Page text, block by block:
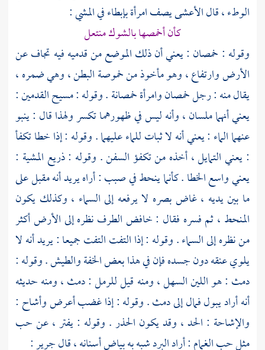
الوطء ، قالالأعشىيصف امرأة بإبطاء في المشي :
كأن أخمصها بالشوك منتعل
وقوله : خمصان : يعني أن ذلك الموضع من قدميه فيه تجاف عن
الأرض وارتفاع ، وهو مأخوذ من خموصة البطن ، وهي ضمره ،
يقال منه : رجل خمصان وامرأة خمصانة . وقوله : مسيح القدمين :
يعني أنهما ملسان ، وأنه ليس في ظهورهما تكسر ولهذا قال : ينبو
عنهما الماء : يعني أنه لا ثبات للماء عليهما . وقوله : إذا خطا تكفأ
: يعني التمايل ، أخذه من تكفؤ السفن . وقوله : ذريع المشية :
يعني واسع الخطا . كأنما ينحط في صبب : أراه يريد أنه مقبل على
ما بين يديه ، غاض بصره لا يرفعه إلى السماء ، وكذلك يكون
المنحط ، ثم فسره فقال : خافض الطرف نظره إلى الأرض أكثر
من نظره إلى السماء . وقوله : إذا التفت التفت جميعا : يريد أنه لا
يلوي عنقه دون جسده فإن في هذا بعض الخفة والطيش . وقوله :
دمث : هو اللين السهل ، ومنه قيل للرمل : دمث ، ومنه حديثه
أنه أراد يبول فمال إلى دمث . وقوله : إذا غضب أعرض وأشاح :
والإشاحة : الحد ، وقد يكون الحذر . وقوله : يفتر ، عن حب
مثل حب الغمام : أراد البرد شبه به بياض أسنانه ، قالجرير: